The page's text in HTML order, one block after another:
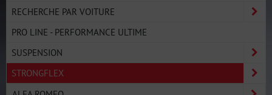
RECHERCHE PAR VOITURE
PRO LINE - PERFORMANCE ULTIME
SUSPENSION
STRONGFLEX